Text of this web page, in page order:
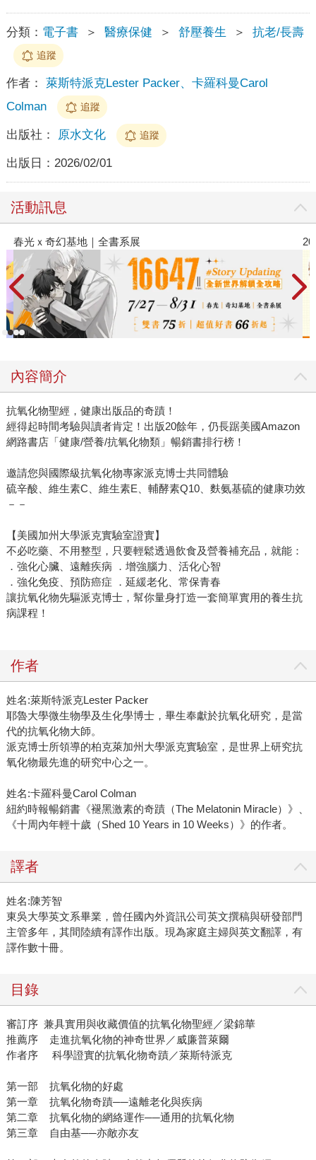
分類： 電子書 ＞ 醫療保健 ＞ 舒壓養生 ＞ 抗老/長壽
追蹤
作者：
萊斯特派克Lester Packer、卡羅科曼Carol
Colman
追蹤
出版社： 原水文化 追蹤
出版日： 2026/02/01
活動訊息
2026金石堂暑假漫博〈你好，我吃一點〉第二波
內容簡介
抗氧化物聖經，健康出版品的奇蹟！
經得起時間考驗與讀者肯定！出版20餘年，仍長踞美國Amazon
網路書店「健康/營養/抗氧化物類」暢銷書排行榜！
邀請您與國際級抗氧化物專家派克博士共同體驗
硫辛酸、維生素C、維生素E、輔酵素Q10、麩氨基硫的健康功效
－－
【美國加州大學派克實驗室證實】
不必吃藥、不用整型，只要輕鬆透過飲食及營養補充品，就能：
．強化心臟、遠離疾病 ．增強腦力、活化心智
．強化免疫、預防癌症 ．延緩老化、常保青春
讓抗氧化物先驅派克博士，幫你量身打造一套簡單實用的養生抗
病課程！
作者
姓名:萊斯特派克Lester Packer
耶魯大學微生物學及生化學博士，畢生奉獻於抗氧化研究，是當
代的抗氧化物大師。
派克博士所領導的柏克萊加州大學派克實驗室，是世界上研究抗
氧化物最先進的研究中心之一。
姓名:卡羅科曼Carol Colman
紐約時報暢銷書《褪黑激素的奇蹟（The Melatonin Miracle）》、
《十周內年輕十歲（Shed 10 Years in 10 Weeks）》的作者。
譯者
姓名:陳芳智
東吳大學英文系畢業，曾任國內外資訊公司英文撰稿與研發部門
主管多年，其間陸續有譯作出版。現為家庭主婦與英文翻譯，有
譯作數十冊。
目錄
審訂序 兼具實用與收藏價值的抗氧化物聖經／梁錦華
推薦序 走進抗氧化物的神奇世界／威廉普萊爾
作者序 科學證實的抗氧化物奇蹟／萊斯特派克
第一部 抗氧化物的好處
第一章 抗氧化物奇蹟──遠離老化與疾病
第二章 抗氧化物的網絡運作──通用的抗氧化物
第三章 自由基──亦敵亦友